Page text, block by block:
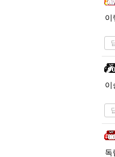
이
이
독